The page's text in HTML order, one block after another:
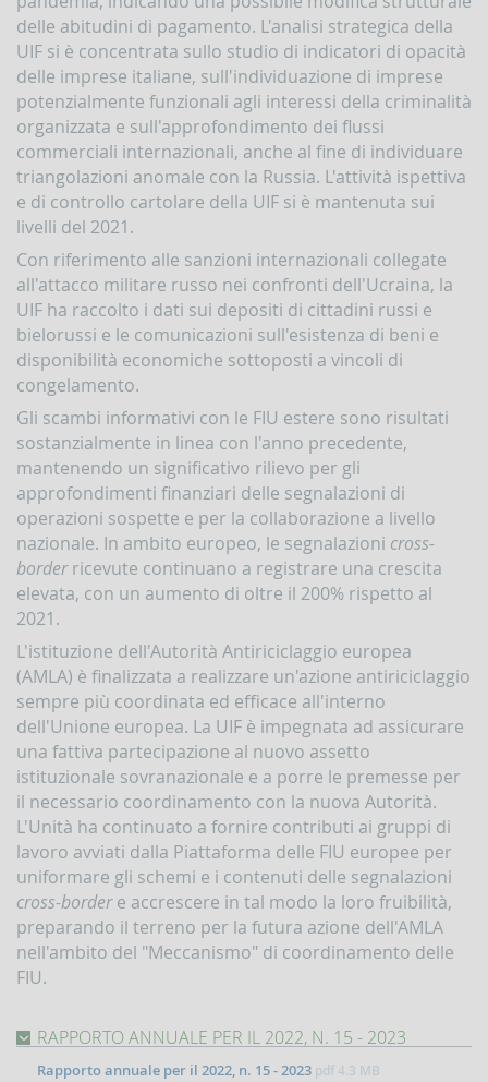
Comunicazioni
oggettive
(OGG)
Dichiarazioni
operazioni
in
oro
(ORO)
Comunicazioni
sanzioni
finanziarie
Comunicazioni
Russia
Bielorussia
(DEPRU,
TRU,
RUS,
Accesso
portale
Infostat-
UIF
istruzioni
tutorial
Rapporto
annuale
Quaderni
dell'antiriciclaggio
Newsletter
Interventi
del
Direttore
Interventi
della
Banca
materia
di
antiriciclaggio
delle abitudini di pagamento. L'analisi strategica della
UIF si è concentrata sullo studio di indicatori di opacità
delle imprese italiane, sull'individuazione di imprese
potenzialmente funzionali agli interessi della criminalità
organizzata e sull'approfondimento dei flussi
commerciali internazionali, anche al fine di individuare
triangolazioni anomale con la Russia. L'attività ispettiva
e di controllo cartolare della UIF si è mantenuta sui
livelli del 2021.
Con riferimento alle sanzioni internazionali collegate
all'attacco militare russo nei confronti dell'Ucraina, la
UIF ha raccolto i dati sui depositi di cittadini russi e
bielorussi e le comunicazioni sull'esistenza di beni e
disponibilità economiche sottoposti a vincoli di
congelamento.
Gli scambi informativi con le FIU estere sono risultati
sostanzialmente in linea con l'anno precedente,
mantenendo un significativo rilievo per gli
approfondimenti finanziari delle segnalazioni di
operazioni sospette e per la collaborazione a livello
nazionale. In ambito europeo, le segnalazioni cross-
borderricevute continuano a registrare una crescita
elevata, con un aumento di oltre il 200% rispetto al
2021.
L'istituzione dell'Autorità Antiriciclaggio europea
(AMLA) è finalizzata a realizzare un'azione antiriciclaggio
sempre più coordinata ed efficace all'interno
dell'Unione europea. La UIF è impegnata ad assicurare
una fattiva partecipazione al nuovo assetto
istituzionale sovranazionale e a porre le premesse per
il necessario coordinamento con la nuova Autorità.
L'Unità ha continuato a fornire contributi ai gruppi di
lavoro avviati dalla Piattaforma delle FIU europee per
uniformare gli schemi e i contenuti delle segnalazioni
cross-bordere accrescere in tal modo la loro fruibilità,
preparando il terreno per la futura azione dell'AMLA
nell'ambito del "Meccanismo" di coordinamento delle
FIU.
RAPPORTO ANNUALE PER IL 2022, N. 15 - 2023
Rapporto annuale per il 2022, n. 15 - 2023 pdf4.3 MB